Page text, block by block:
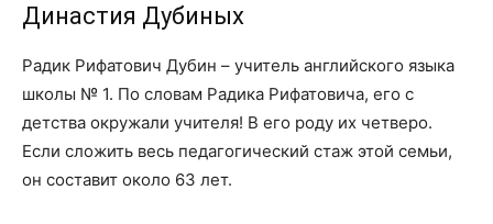
Династия Дубиных
Радик Рифатович Дубин – учитель английского языка
школы № 1. По словам Радика Рифатовича, его с
детства окружали учителя! В его роду их четверо.
Если сложить весь педагогический стаж этой семьи,
он составит около 63 лет.